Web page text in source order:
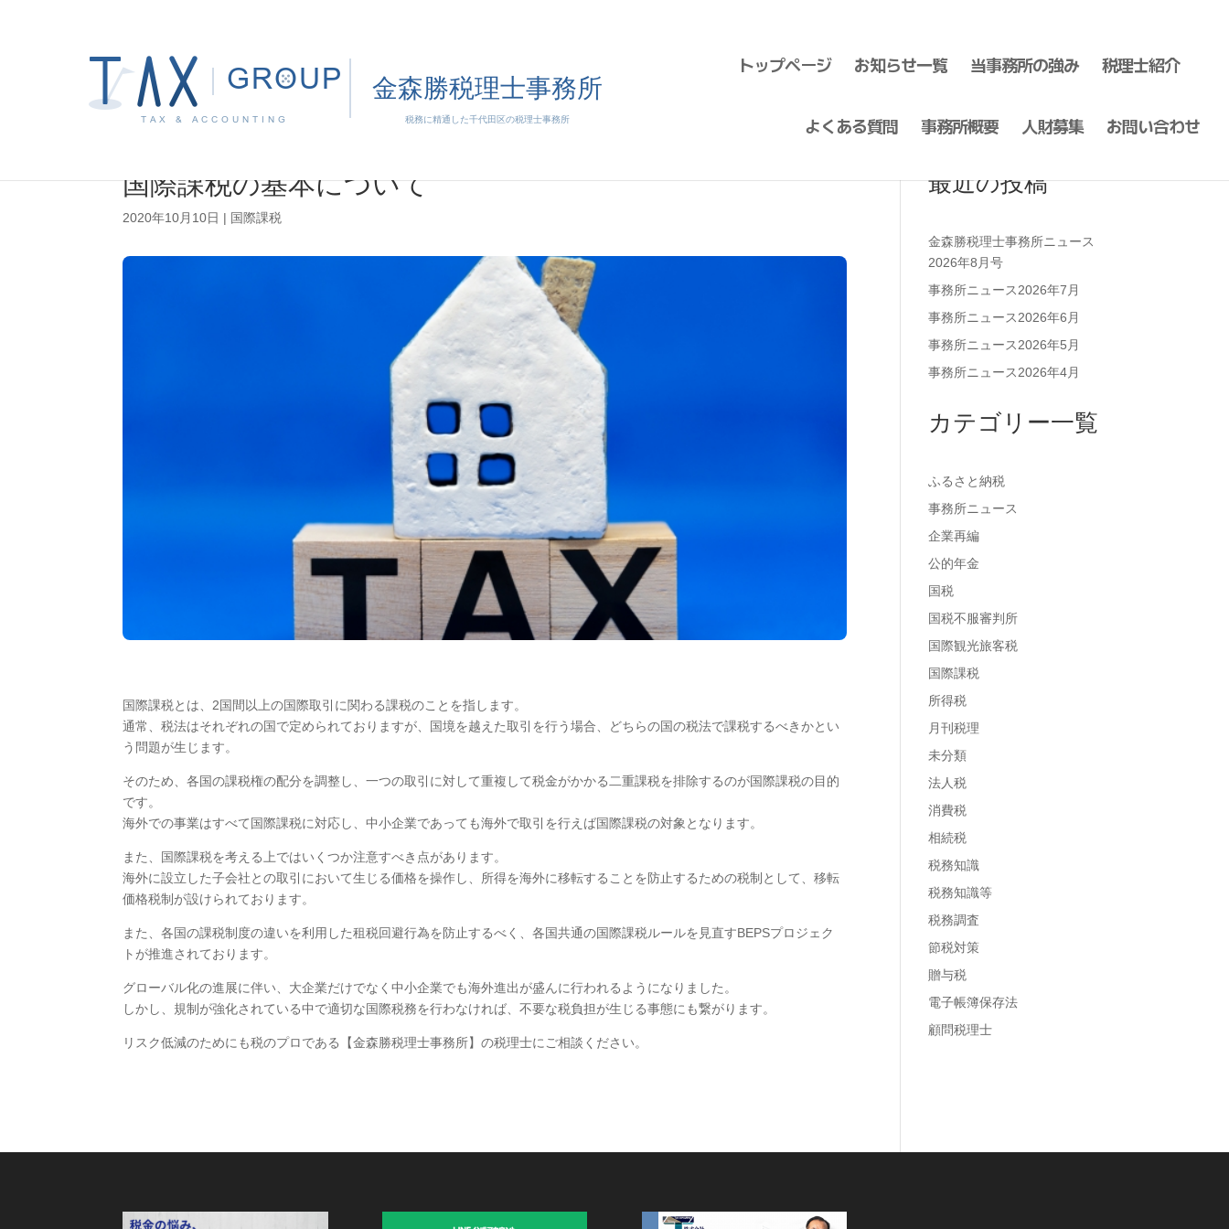
トップページ お知らせ一覧 当事務所の強み 税理士紹介
よくある質問 事務所概要 人財募集 お問い合わせ
国際課税の基本について
2020年10月10日 | 国際課税
国際課税とは、2国間以上の国際取引に関わる課税のことを指します。
通常、税法はそれぞれの国で定められておりますが、国境を越えた取引を行う場合、どちらの国の税法で課税するべきかとい
う問題が生じます。
そのため、各国の課税権の配分を調整し、一つの取引に対して重複して税金がかかる二重課税を排除するのが国際課税の目的
です。
海外での事業はすべて国際課税に対応し、中小企業であっても海外で取引を行えば国際課税の対象となります。
また、国際課税を考える上ではいくつか注意すべき点があります。
海外に設立した子会社との取引において生じる価格を操作し、所得を海外に移転することを防止するための税制として、移転
価格税制が設けられております。
また、各国の課税制度の違いを利用した租税回避行為を防止するべく、各国共通の国際課税ルールを見直すBEPSプロジェク
トが推進されております。
グローバル化の進展に伴い、大企業だけでなく中小企業でも海外進出が盛んに行われるようになりました。
しかし、規制が強化されている中で適切な国際税務を行わなければ、不要な税負担が生じる事態にも繋がります。
リスク低減のためにも税のプロである【金森勝税理士事務所】の税理士にご相談ください。
最近の投稿
金森勝税理士事務所ニュース
2026年8月号
事務所ニュース2026年7月
事務所ニュース2026年6月
事務所ニュース2026年5月
事務所ニュース2026年4月
カテゴリー一覧
ふるさと納税
事務所ニュース
企業再編
公的年金
国税
国税不服審判所
国際観光旅客税
国際課税
所得税
月刊税理
未分類
法人税
消費税
相続税
税務知識
税務知識等
税務調査
節税対策
贈与税
電子帳簿保存法
顧問税理士